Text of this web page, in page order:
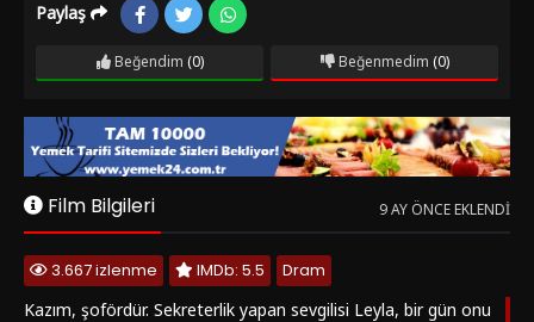
Kaynak
Bildir
Modu
Paylaş
Beğendim (0) Beğenmedim (0)
Film Bilgileri 9 AY ÖNCE EKLENDI
3.667 izlenme IMDb: 5.5
Dram
Kazım, şofördür. Sekreterlik yapan sevgilisi Leyla, bir gün onu